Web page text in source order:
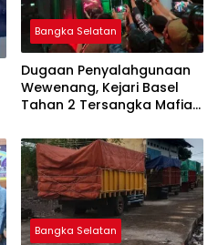
Bangka Selatan
Dugaan Penyalahgunaan
Wewenang, Kejari Basel
Tahan 2 Tersangka Mafia
Bangka Selatan